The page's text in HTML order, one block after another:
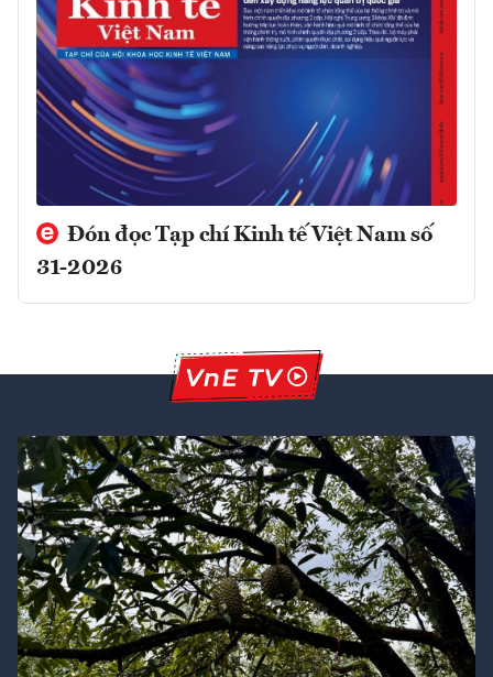
Đón đọc Tạp chí Kinh tế Việt Nam số
31-2026